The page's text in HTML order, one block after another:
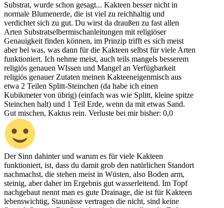
Substrat, wurde schon gesagt... Kakteen besser nicht in
normale Blumenerde, die ist viel zu reichhaltig und
verdichtet sich zu gut. Du wirst da draußen zu fast allen
Arten Substratselbermischanleitungen mit religiöser
Genauigkeit finden können, im Prinzip trifft es sich meist
aber bei was, was dann für die Kakteen selbst für viele Arten
funktioniert. Ich nehme meist, auch teils mangels besserem
religiös genauen WIssen und Mangel an Verfügbarkeit
religiös genauer Zutaten meinen Kakteeneigenmisch aus
etwa 2 Teilen Splitt-Steinchen (da habe ich einen
Kubikmeter von übrig) (einfach was wie Splitt, kleine spitze
Steinchen halt) und 1 Teil Erde, wenn da mit etwas Sand.
Gut mischen, Kaktus rein. Verluste bei mir bisher: 0,0
Der Sinn dahinter und warum es für viele Kakteen
funktioniert, ist, dass du damit grob den natürlichen Standort
nachmachst, die stehen meist in Wüsten, also Boden arm,
steinig, aber daher im Ergebnis gut wasserleitend. Im Topf
nachgebaut nennt man es gute Drainage, die ist für Kakteen
lebenswichtig, Staunässe vertragen die nicht, sind keine